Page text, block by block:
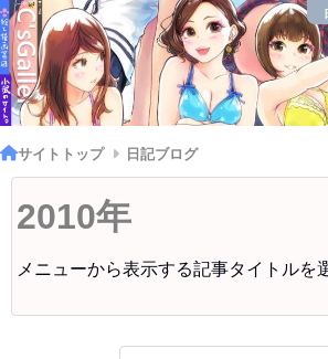
サイトトップ 日記ブログ
2010年
メニューから表示する記事タイトルを